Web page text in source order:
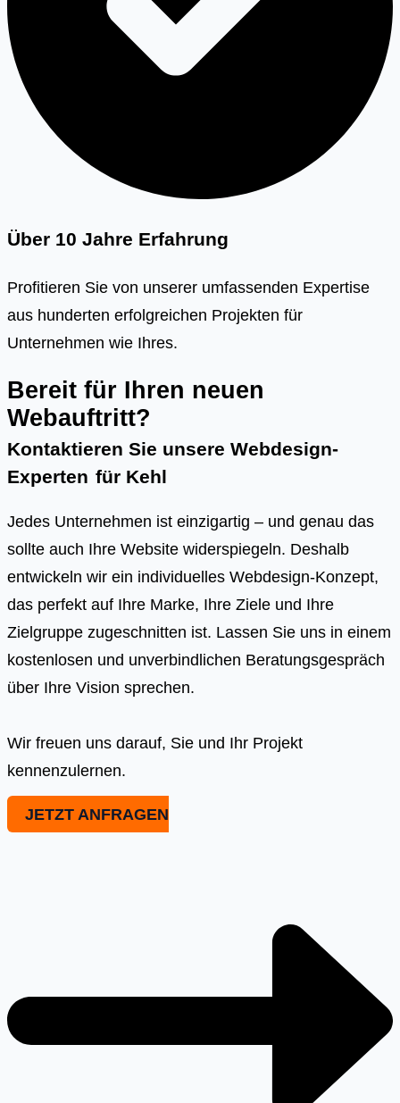
Über 10 Jahre Erfahrung
Profitieren Sie von unserer umfassenden Expertise
aus hunderten erfolgreichen Projekten für
Unternehmen wie Ihres.
Bereit für Ihren neuen
Webauftritt?
Kontaktieren Sie unsere Webdesign-
Experten für Kehl
Jedes Unternehmen ist einzigartig – und genau das
sollte auch Ihre Website widerspiegeln. Deshalb
entwickeln wir ein individuelles Webdesign-Konzept,
das perfekt auf Ihre Marke, Ihre Ziele und Ihre
Zielgruppe zugeschnitten ist. Lassen Sie uns in einem
kostenlosen und unverbindlichen Beratungsgespräch
über Ihre Vision sprechen.
Wir freuen uns darauf, Sie und Ihr Projekt
kennenzulernen.
JETZT ANFRAGEN